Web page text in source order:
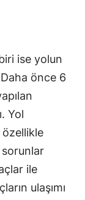
ise yolun
önce 6
Yol
özellikle
sorunlar
ile
ulaşımı